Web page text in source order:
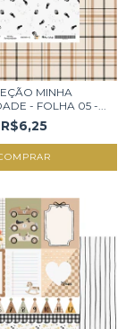
MINHA
- FOLHA 05 -...
R$6,25